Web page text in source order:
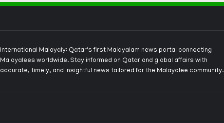
International Malayaly: Qatar's first Malayalam news portal connecting
Malayalees worldwide. Stay informed on Qatar and global affairs with
accurate, timely, and insightful news tailored for the Malayalee community.